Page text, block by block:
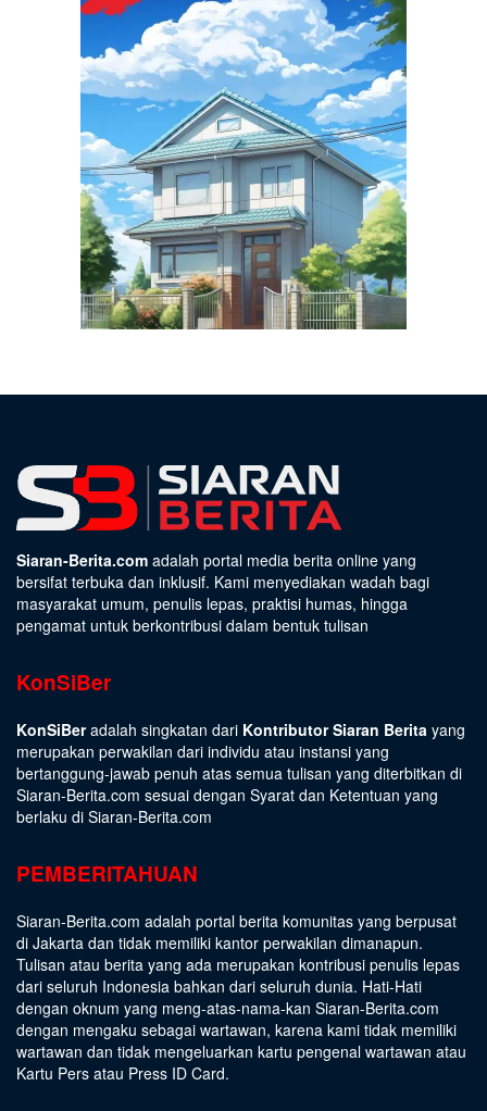
Siaran-Berita.com adalah portal media berita online yang
bersifat terbuka dan inklusif. Kami menyediakan wadah bagi
masyarakat umum, penulis lepas, praktisi humas, hingga
pengamat untuk berkontribusi dalam bentuk tulisan
KonSiBer
KonSiBeradalah singkatan dari Kontributor Siaran Berita yang
merupakan perwakilan dari individu atau instansi yang
bertanggung-jawab penuh atas semua tulisan yang diterbitkan di
Siaran-Berita.com sesuai dengan Syarat dan Ketentuan yang
berlaku di Siaran-Berita.com
PEMBERITAHUAN
Siaran-Berita.com adalah portal berita komunitas yang berpusat
di Jakarta dan tidak memiliki kantor perwakilan dimanapun.
Tulisan atau berita yang ada merupakan kontribusi penulis lepas
dari seluruh Indonesia bahkan dari seluruh dunia. Hati-Hati
dengan oknum yang meng-atas-nama-kan Siaran-Berita.com
dengan mengaku sebagai wartawan, karena kami tidak memiliki
wartawan dan tidak mengeluarkan kartu pengenal wartawan atau
Kartu Pers atau Press ID Card.